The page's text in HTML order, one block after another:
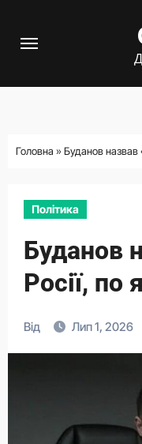
Головна » Буданов назвав
Політика
Буданов
Росії, по
Від Лип 1, 2026